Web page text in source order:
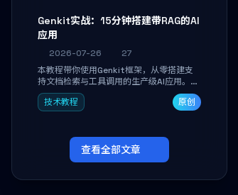
Genkit实战：15分钟搭建带RAG的AI
应用
2026-07-26
27
本教程带你使用Genkit框架，从零搭建支
持文档检索与工具调用的生产级AI应用。通
过环境配置、核心代码编写与调试避坑指
南，学完即可掌握多模型切换、RAG管道构
技术教程 原创
查看全部文章